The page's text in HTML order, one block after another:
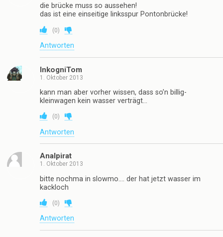
die brücke muss so aussehen!
das ist eine einseitige linksspur Pontonbrücke!
(0)
Antworten
InkogniTom
1. Oktober 2013
kann man aber vorher wissen, dass so’n billig-
kleinwagen kein wasser verträgt…
(0)
Antworten
Analpirat
1. Oktober 2013
bitte nochma in slowmo…. der hat jetzt wasser im
kackloch
(0)
Antworten